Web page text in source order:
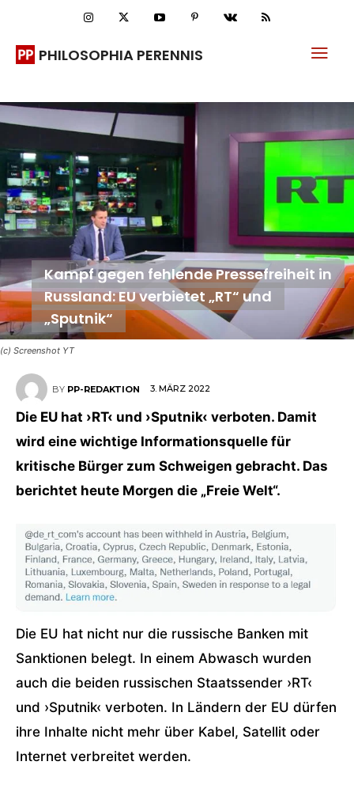
PHILOSOPHIA PERENNIS
(c) Screenshot YT
Kampf gegen fehlende Pressefreiheit in
Russland: EU verbietet „RT“ und
„Sputnik“
BY PP-REDAKTION 3. MÄRZ 2022
Die EU hat ›RT‹ und ›Sputnik‹ verboten. Damit
wird eine wichtige Informationsquelle für
kritische Bürger zum Schweigen gebracht. Das
berichtet heute Morgen die „Freie Welt“.
Die EU hat nicht nur die russische Banken mit
Sanktionen belegt. In einem Abwasch wurden
auch die beiden russischen Staatssender ›RT‹
und ›Sputnik‹ verboten. In Ländern der EU dürfen
ihre Inhalte nicht mehr über Kabel, Satellit oder
Internet verbreitet werden.